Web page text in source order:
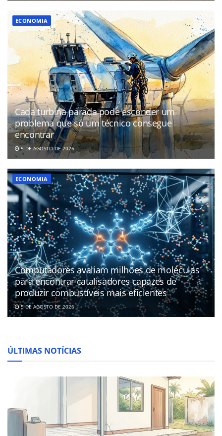
ECONOMIA
Cada turbina parada pode esconder um
problema que só um técnico consegue
encontrar
5 DE AGOSTO DE 2026
ECONOMIA
Computadores avaliam milhões de moléculas
para encontrar catalisadores capazes de
produzir combustíveis mais eficientes
5 DE AGOSTO DE 2026
ÚLTIMAS NOTÍCIAS